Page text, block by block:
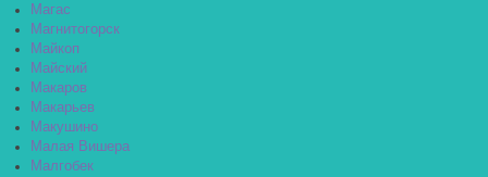
Магас
Магнитогорск
Майкоп
Майский
Макаров
Макарьев
Макушино
Малая Вишера
Малгобек